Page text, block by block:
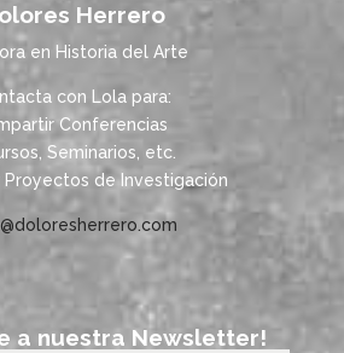
Herrero
en Historia del Arte
con Lola para:
Conferencias
Seminarios, etc.
Proyectos de Investigación
a nuestra Newsletter!